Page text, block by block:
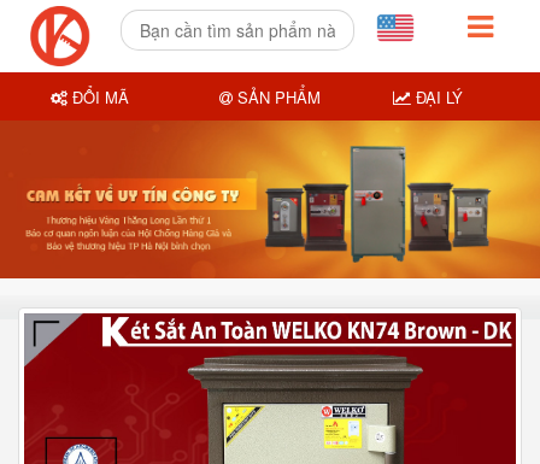
ĐỔI MÃ SẢN PHẨM ĐẠI LÝ